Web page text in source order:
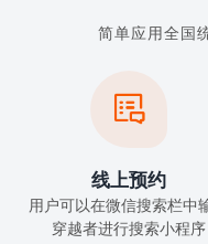
简单应用全国

线上预约
用户可以在微信搜索栏中
穿越者进行搜索小程序